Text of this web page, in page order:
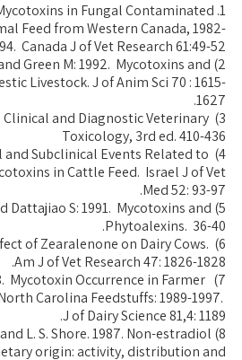
in Fungal Contaminated
Feed from Western Canada, 1982-
Canada J of Vet Research 61:49-52.
and Green M: 1992. Mycotoxins and
Livestock. J of Anim Sci 70 : 1615-
1627.
Clinical and Diagnostic Veterinary
Toxicology, 3rd ed. 410-436
and Subclinical Events Related to
in Cattle Feed. Israel J of Vet
Med 52: 93-97.
Dattajiao S: 1991. Mycotoxins and
Phytoalexins. 36-40.
of Zearalenone on Dairy Cows.
Am J of Vet Research 47: 1826-1828.
Mycotoxin Occurrence in Farmer
Carolina Feedstuffs: 1989-1997.
J of Dairy Science 81,4: 1189.
and L. S. Shore. 1987. Non-estradiol
origin: activity, distribution and